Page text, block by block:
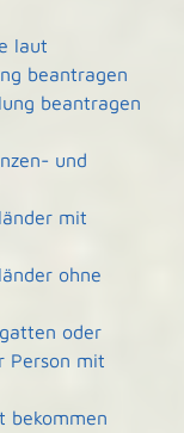
laut
beantragen
beantragen
und
mit
ohne
oder
Person mit
bekommen